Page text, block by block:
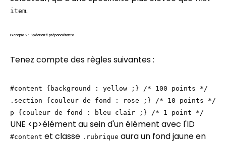
item.
Exemple 2 : Spécificité prépondérante
Tenez compte des règles suivantes :
#content {background : yellow ;} /* 100 points */
.section {couleur de fond : rose ;} /* 10 points */
p {couleur de fond : bleu clair ;} /* 1 point */
UNE <p>élément au sein d'un élément avec l'ID
#content et classe .rubrique aura un fond jaune en